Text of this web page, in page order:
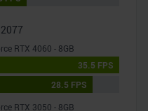
RTX 4060 - 8GB
35.5 FPS
28.5 FPS
RTX 3050 - 8GB